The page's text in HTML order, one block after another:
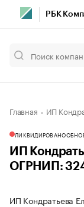
РБК
Главная ИП
ЛИКВИДИРОВАНО
ИП
ОГРНИП:
ИП Кондратьева